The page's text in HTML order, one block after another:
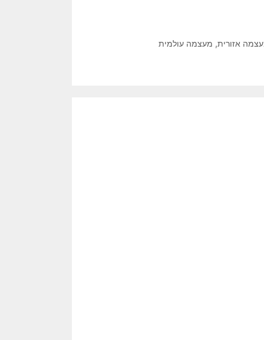
אזורית, מעצמה עולמית